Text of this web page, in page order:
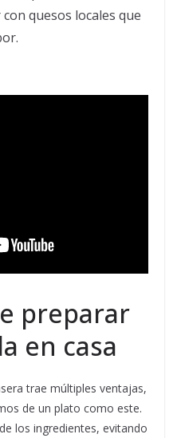
quesos locales que
preparar
en casa
trae múltiples ventajas,
de un plato como este.
los ingredientes, evitando